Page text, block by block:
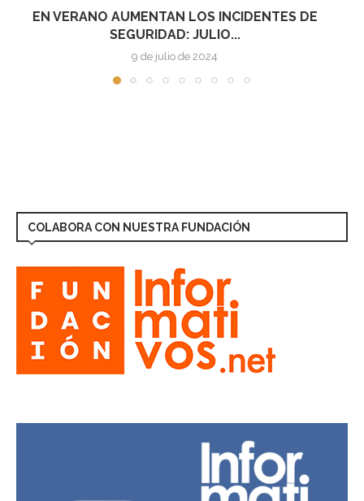
“TOTAL CONTOUR BIO-EXPANDER”, EL MEJOR
REGALO DE NAVIDAD...
12 de diciembre de 2016
COLABORA CON NUESTRA FUNDACIÓN